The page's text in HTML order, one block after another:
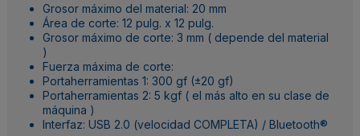
Grosor máximo del material: 20 mm
Área de corte: 12 pulg. x 12 pulg.
Grosor máximo de corte: 3 mm ( depende del material
)
Fuerza máxima de corte:​
Portaherramientas 1: 300 gf (±20 gf)​
Portaherramientas 2: 5 kgf ( el más alto en su clase de
máquina )
Interfaz: USB 2.0 (velocidad COMPLETA) / Bluetooth®